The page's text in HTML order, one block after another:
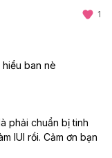
1
hiểu ban nè
phải chuẩn bị tinh
IUI rồi. Cảm ơn bạn